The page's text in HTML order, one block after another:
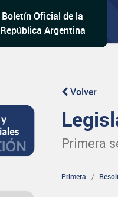
Boletín Oficial de la
República Argentina
Volver
Primera
Primera